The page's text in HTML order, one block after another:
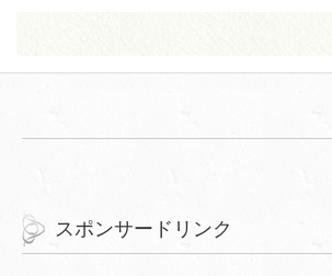
スポンサードリンク